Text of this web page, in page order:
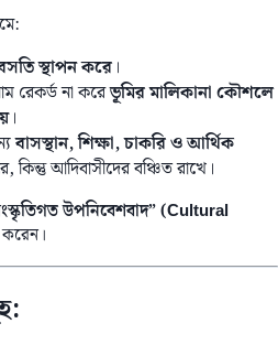
স্থাপন করে।
রেকর্ড না করেভূমির মালিকানা কৌশলে
।
বাসস্থান, শিক্ষা, চাকরি ও আর্থিক
কিন্তু আদিবাসীদের বঞ্চিত রাখে।
উপনিবেশবাদ” (Cultural